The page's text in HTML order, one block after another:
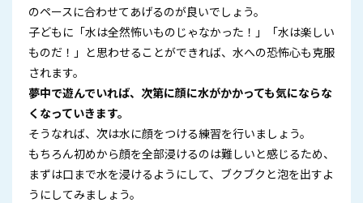
のペースに合わせてあげるのが良いでしょう。
子どもに「水は全然怖いものじゃなかった！」「水は楽しい
ものだ！」と思わせることができれば、水への恐怖心も克服
されます。
夢中で遊んでいれば、次第に顔に水がかかっても気にならな
くなっていきます。
そうなれば、次は水に顔をつける練習を行いましょう。
もちろん初めから顔を全部浸けるのは難しいと感じるため、
まずは口まで水を浸けるようにして、ブクブクと泡を出すよ
うにしてみましょう。